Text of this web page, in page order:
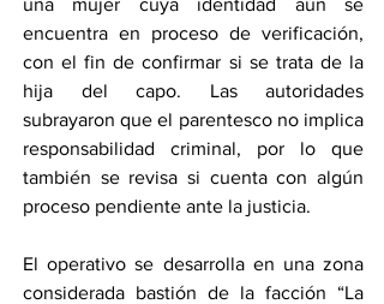
encuentra en proceso de verificación,
con el fin de confirmar si se trata de la
hija del capo. Las autoridades
subrayaron que el parentesco no implica
responsabilidad criminal, por lo que
también se revisa si cuenta con algún
proceso pendiente ante la justicia.
El operativo se desarrolla en una zona
considerada bastión de la facción “La